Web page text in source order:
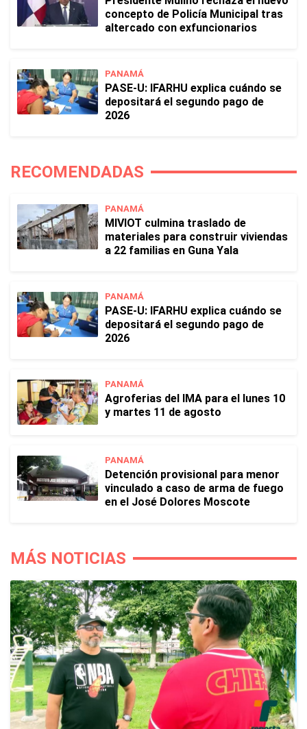
concepto de Policía Municipal tras
altercado con exfuncionarios
PANAMÁ
PASE-U: IFARHU explica cuándo se
depositará el segundo pago de
2026
RECOMENDADAS
PANAMÁ
MIVIOT culmina traslado de
materiales para construir viviendas
a 22 familias en Guna Yala
PANAMÁ
PASE-U: IFARHU explica cuándo se
depositará el segundo pago de
2026
PANAMÁ
Agroferias del IMA para el lunes 10
y martes 11 de agosto
PANAMÁ
Detención provisional para menor
vinculado a caso de arma de fuego
en el José Dolores Moscote
MÁS NOTICIAS